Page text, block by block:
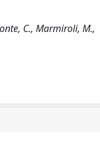
C., Marmiroli, M.,